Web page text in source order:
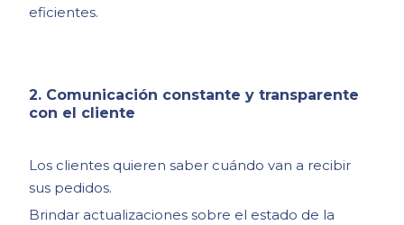
eficientes.
2. Comunicación constante y transparente
con el cliente
Los clientes quieren saber cuándo van a recibir
sus pedidos.
Brindar actualizaciones sobre el estado de la